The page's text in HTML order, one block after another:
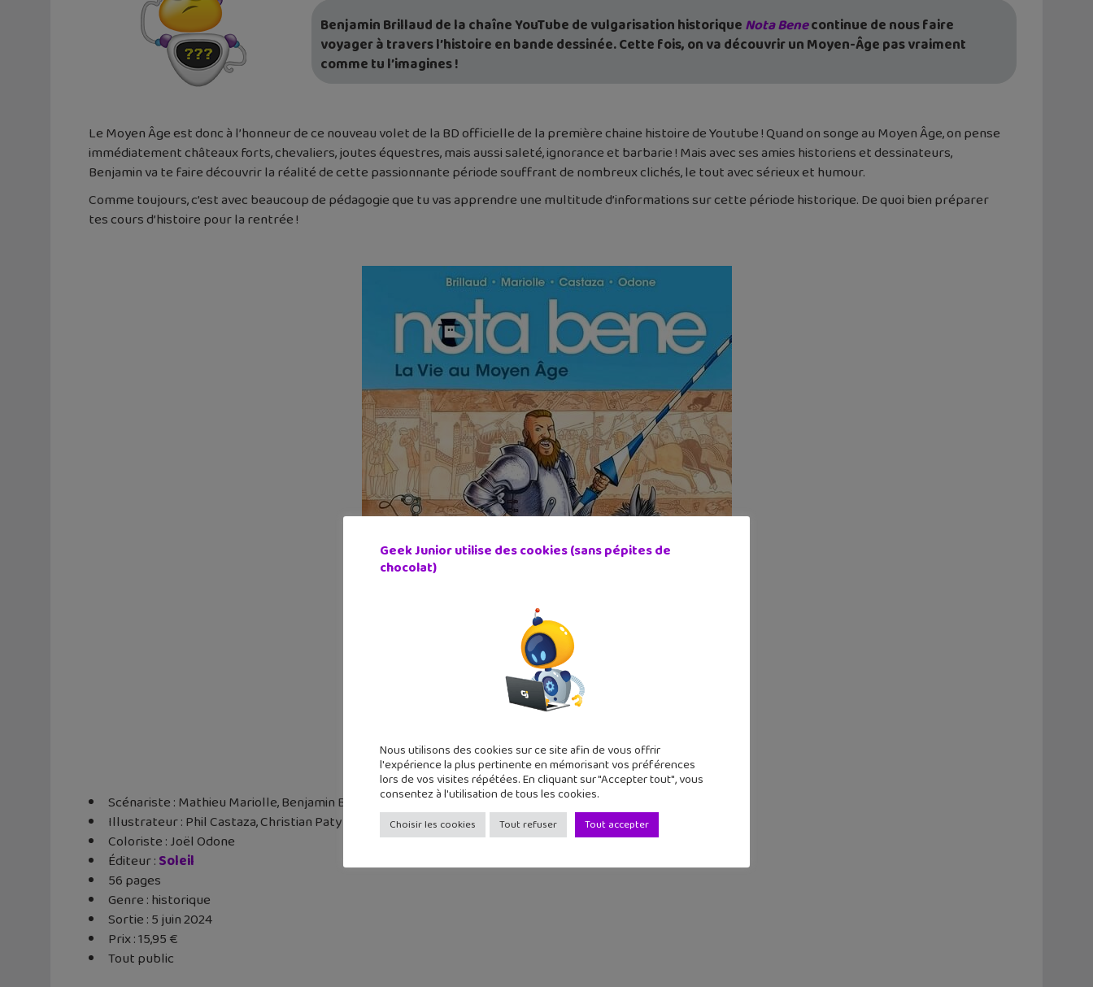
Benjamin Brillaud de la chaîne YouTube de vulgarisation historiqueNota Benecontinue de nous faire
voyager à travers l’histoire en bande dessinée. Cette fois, on va découvrir un Moyen-Âge pas vraiment
comme tu l’imagines !
Le Moyen Âge est donc à l’honneur de ce nouveau volet de la BD officielle de la première chaine histoire de Youtube ! Quand on songe au Moyen Âge, on pense
immédiatement châteaux forts, chevaliers, joutes équestres, mais aussi saleté, ignorance et barbarie ! Mais avec ses amies historiens et dessinateurs,
Benjamin va te faire découvrir la réalité de cette passionnante période souffrant de nombreux clichés, le tout avec sérieux et humour.
Comme toujours, c’est avec beaucoup de pédagogie que tu vas apprendre une multitude d’informations sur cette période historique. De quoi bien préparer
tes cours d’histoire pour la rentrée !
Scénariste : Mathieu Mariolle, Benjamin Brillaud
Illustrateur : Phil Castaza, Christian Paty
Coloriste : Joël Odone
Éditeur ‏: ‎Soleil
56 pages
Genre : historique
Sortie : 5 juin 2024
Prix : 15,95 €
Tout public
Geek Junior utilise des cookies (sans pépites de
chocolat)
Nous utilisons des cookies sur ce site afin de vous offrir
l'expérience la plus pertinente en mémorisant vos préférences
lors de vos visites répétées. En cliquant sur "Accepter tout", vous
consentez à l'utilisation de tous les cookies.
Choisir les cookies Tout refuser Tout accepter